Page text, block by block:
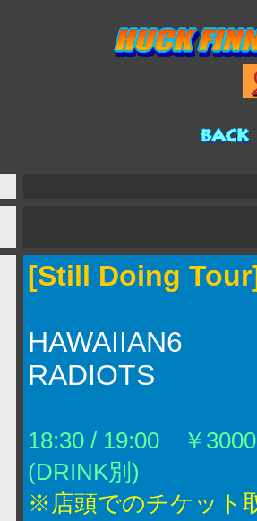
[Still Doing
HAWAIIAN6
RADIOTS
18:30 / 19:00 ￥
(DRINK別)
※店頭でのチケット